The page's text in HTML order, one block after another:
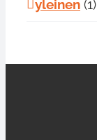
yleinen (1)